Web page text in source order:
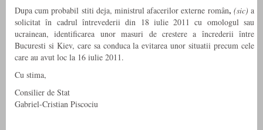
Dupa cum probabil stiti deja, ministrul afacerilor externe român, (sic) a
solicitat în cadrul întrevederii din 18 iulie 2011 cu omologul sau
ucrainean, identificarea unor masuri de crestere a încrederii între
Bucuresti si Kiev, care sa conduca la evitarea unor situatii precum cele
care au avut loc la 16 iulie 2011.
Cu stima,
Consilier de Stat
Gabriel-Cristian Piscociu